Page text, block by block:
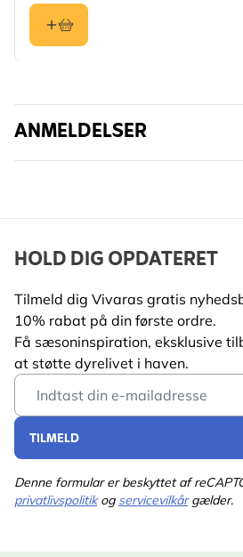
ANMELDELSER
HOLD DIG OPDATERET
Tilmeld dig Vivaras gratis
10% rabat på din første ordre.
Få sæsoninspiration, eksklusive
at støtte dyrelivet i haven.
Email Address
TILMELD
Denne formular er beskyttet af
privatlivspolitikog servicevilkårgælder.